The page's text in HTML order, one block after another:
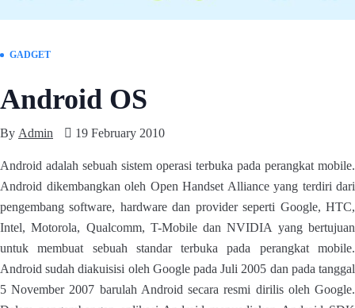
GADGET
Android OS
By Admin 19 February 2010
Android adalah sebuah sistem operasi terbuka pada perangkat mobile.
Android dikembangkan oleh Open Handset Alliance yang terdiri dari
pengembang software, hardware dan provider seperti Google, HTC,
Intel, Motorola, Qualcomm, T-Mobile dan NVIDIA yang bertujuan
untuk membuat sebuah standar terbuka pada perangkat mobile.
Android sudah diakuisisi oleh Google pada Juli 2005 dan pada tanggal
5 November 2007 barulah Android secara resmi dirilis oleh Google.